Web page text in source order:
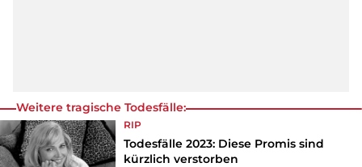
Weitere tragische Todesfälle:
RIP
Todesfälle 2023: Diese Promis sind
kürzlich verstorben